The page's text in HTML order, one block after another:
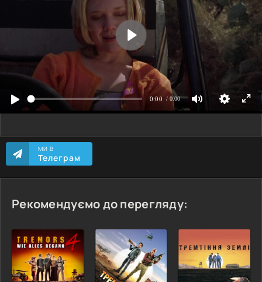
МИ В
Телеграм
Рекомендуємо до перегляду: